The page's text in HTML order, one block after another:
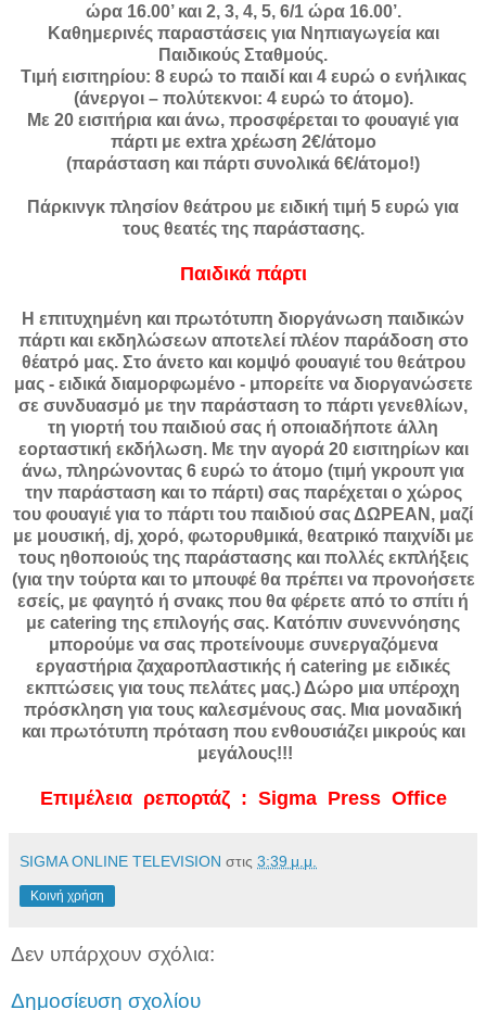
ώρα 16.00’ και 2, 3, 4, 5, 6/1 ώρα 16.00’.
Καθημερινές παραστάσεις για Νηπιαγωγεία και
Παιδικούς Σταθμούς.
Τιμή εισιτηρίου: 8 ευρώ το παιδί και 4 ευρώ ο ενήλικας
(άνεργοι – πολύτεκνοι: 4 ευρώ το άτομο).
Με 20 εισιτήρια και άνω, προσφέρεται το φουαγιέ για
πάρτι με extra χρέωση 2€/άτομο
(παράσταση και πάρτι συνολικά 6€/άτομο!)
Πάρκινγκ πλησίον θεάτρου με ειδική τιμή 5 ευρώ για
τους θεατές της παράστασης.
Παιδικά πάρτι
Η επιτυχημένη και πρωτότυπη διοργάνωση παιδικών
πάρτι και εκδηλώσεων αποτελεί πλέον παράδοση στο
θέατρό μας. Στο άνετο και κομψό φουαγιέ του θεάτρου
μας - ειδικά διαμορφωμένο - μπορείτε να διοργανώσετε
σε συνδυασμό με την παράσταση το πάρτι γενεθλίων,
τη γιορτή του παιδιού σας ή οποιαδήποτε άλλη
εορταστική εκδήλωση. Με την αγορά 20 εισιτηρίων και
άνω, πληρώνοντας 6 ευρώ το άτομο (τιμή γκρουπ για
την παράσταση και το πάρτι) σας παρέχεται ο χώρος
του φουαγιέ για το πάρτι του παιδιού σας ΔΩΡΕΑΝ, μαζί
με μουσική, dj, χορό, φωτορυθμικά, θεατρικό παιχνίδι με
τους ηθοποιούς της παράστασης και πολλές εκπλήξεις
(για την τούρτα και το μπουφέ θα πρέπει να προνοήσετε
εσείς, με φαγητό ή σνακς που θα φέρετε από το σπίτι ή
με catering της επιλογής σας. Κατόπιν συνεννόησης
μπορούμε να σας προτείνουμε συνεργαζόμενα
εργαστήρια ζαχαροπλαστικής ή catering με ειδικές
εκπτώσεις για τους πελάτες μας.) Δώρο μια υπέροχη
πρόσκληση για τους καλεσμένους σας. Μια μοναδική
και πρωτότυπη πρόταση που ενθουσιάζει μικρούς και
μεγάλους!!!
Επιμέλεια ρεπορτάζ : Sigma Press Office
SIGMA ONLINE TELEVISION στις 3:39 μ.μ.
Κοινή χρήση
Δεν υπάρχουν σχόλια:
Δημοσίευση σχολίου